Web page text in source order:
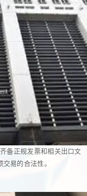
备正规发票和相关出口文
易的合法性。